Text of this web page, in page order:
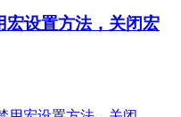
宏设置方法，关闭宏